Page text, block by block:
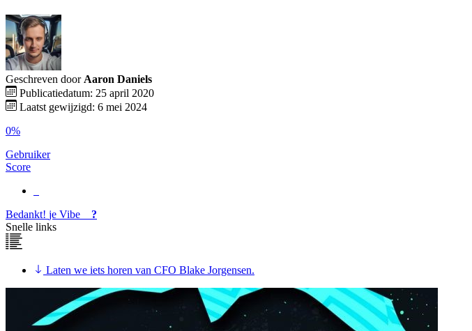
Geschreven door Aaron Daniels
Publicatiedatum: 25 april 2020
Laatst gewijzigd: 6 mei 2024
0%
Gebruiker
Score
Bedankt! je Vibe
?
Snelle links
Laten we iets horen van CFO Blake Jorgensen.